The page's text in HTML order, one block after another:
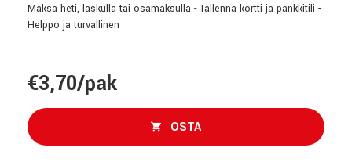
Maksa heti, laskulla tai osamaksulla - Tallenna kortti ja pankkitili -
Helppo ja turvallinen
€3,70/pak
OSTA